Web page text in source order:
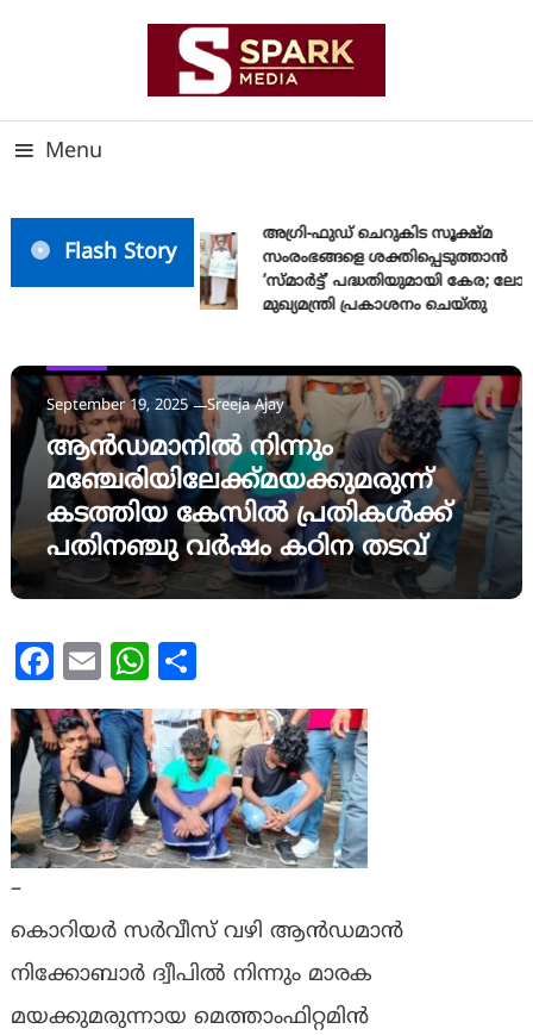
Menu
Flash Story
അഗ്രി-ഫുഡ് ചെറുകിട സൂക്ഷ്മ
സംരംഭങ്ങളെ ശക്തിപ്പെടുത്താന്‍
‘സ്മാര്‍ട്ട്’ പദ്ധതിയുമായി കേര;
മുഖ്യമന്ത്രി പ്രകാശനം ചെയ്തു
September 19, 2025 Sreeja Ajay
ആൻഡമാനിൽ നിന്നും
മഞ്ചേരിയിലേക്ക്മയക്കുമരുന്ന്
കടത്തിയ കേസിൽ പ്രതികൾക്ക്
പതിനഞ്ചു വർഷം കഠിന തടവ്
Facebook
Email WhatsApp
–
കൊറിയർ സർവീസ് വഴി ആൻഡമാൻ
നിക്കോബാർ ദ്വീപിൽ നിന്നും മാരക
മയക്കുമരുന്നായ മെത്താംഫിറ്റമിൻ